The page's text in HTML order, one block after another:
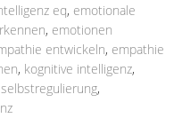
eq, emotionale
, emotionen
entwickeln, empathie
, kognitive intelligenz,
selbstregulierung,